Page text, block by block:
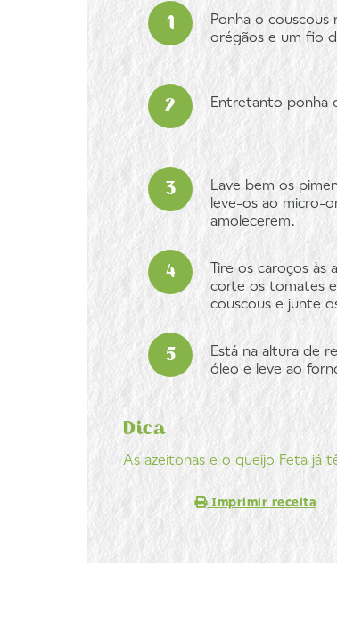
Ponha o
orégãos e um fio
Entretanto ponha
Lave bem os
leve-os ao micro-
amolecerem.
Tire os caroços às
corte os tomates
couscous e junte
Está na altura de
óleo e leve ao
Dica
As azeitonas e o queijo Feta já
Imprimir receita